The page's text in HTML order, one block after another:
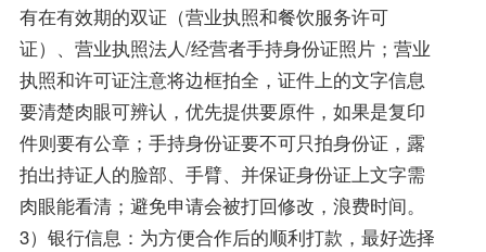
有在有效期的双证（营业执照和餐饮服务许可
证）、营业执照法人/经营者手持身份证照片；营业
执照和许可证注意将边框拍全，证件上的文字信息
要清楚肉眼可辨认，优先提供要原件，如果是复印
件则要有公章；手持身份证要不可只拍身份证，露
拍出持证人的脸部、手臂、并保证身份证上文字需
肉眼能看清；避免申请会被打回修改，浪费时间。
3）银行信息：为方便合作后的顺利打款，最好选择